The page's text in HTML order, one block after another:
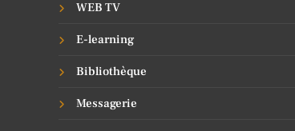
WEB TV
E-learning
Bibliothèque
Messagerie